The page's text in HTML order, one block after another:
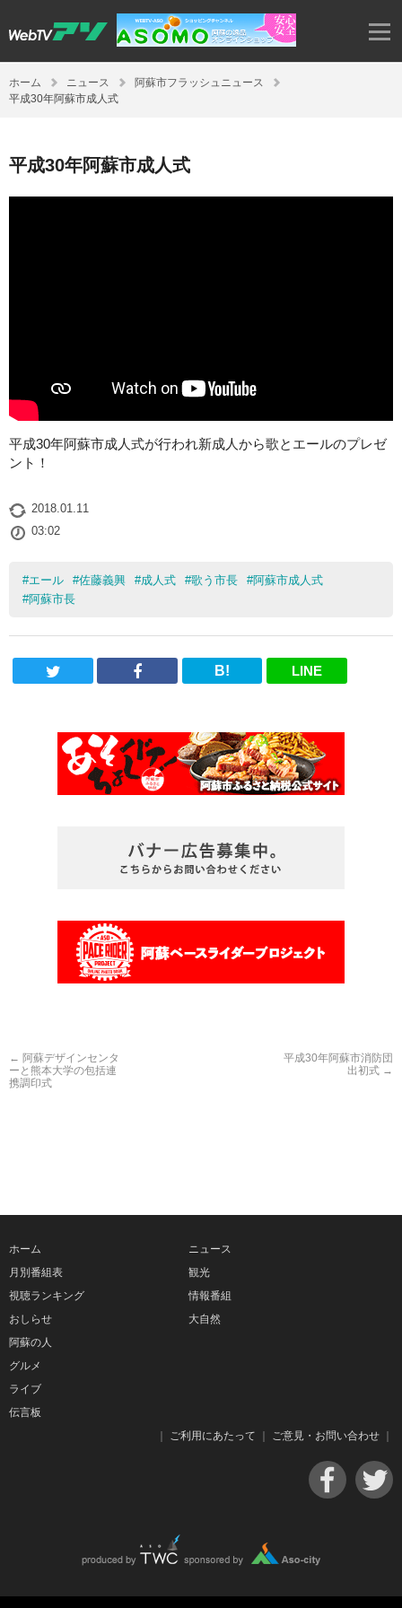
ホーム ニュース
阿蘇市フラッシュニュース
平成30年阿蘇市成人式
平成30年阿蘇市成人式
平成30年阿蘇市成人式が行われ新成人から歌とエールのプレゼ
ント！
2018.01.11
03:02
#エール #佐藤義興 #成人式 #歌う市長 #阿蘇市成人式
#阿蘇市長
B! LINE
← 阿蘇デザインセンタ
ーと熊本大学の包括連
携調印式
平成30年阿蘇市消防団
出初式 →
ホーム
月別番組表
視聴ランキング
おしらせ
ニュース
観光
情報番組
大自然
阿蘇の人
グルメ
ライブ
伝言板
ご利用にあたって ご意見・お問い合わせ